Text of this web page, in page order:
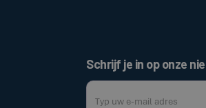
Schrijf je in op onze